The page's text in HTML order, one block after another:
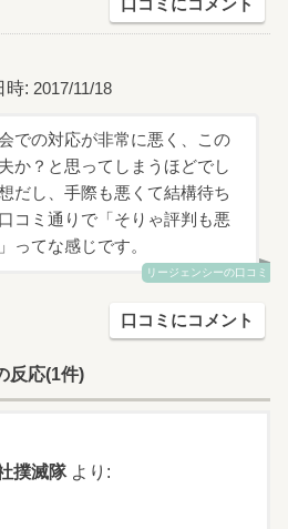
口コミにコメント
時: 2017/11/18
での対応が非常に悪く、この
か？と思ってしまうほどでし
だし、手際も悪くて結構待ち
コミ通りで「そりゃ評判も悪
ってな感じです。
リージェンシーの口コミ
口コミにコメント
反応(1件)
撲滅隊 より: